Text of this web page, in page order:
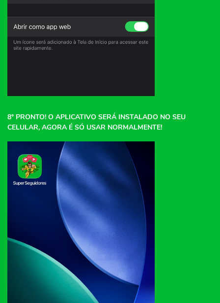
8° PRONTO! O APLICATIVO SERÁ INSTALADO NO SEU
CELULAR, AGORA É SÓ USAR NORMALMENTE!